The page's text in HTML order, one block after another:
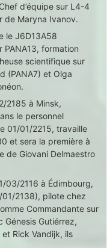
d’équipe sur L4-4
de Maryna Ivanov.
le J6D13A58
PANA13, formation
scientifique sur
(PANA7) et Olga
2185 à Minsk,
le personnel
01/01/2215, travaille
et sera la première à
de Giovani Delmaestro
03/2116 à Édimbourg,
01/2138), pilote chez
Commandante sur
Génesis Gutiérrez,
Rick Vandijk, ils